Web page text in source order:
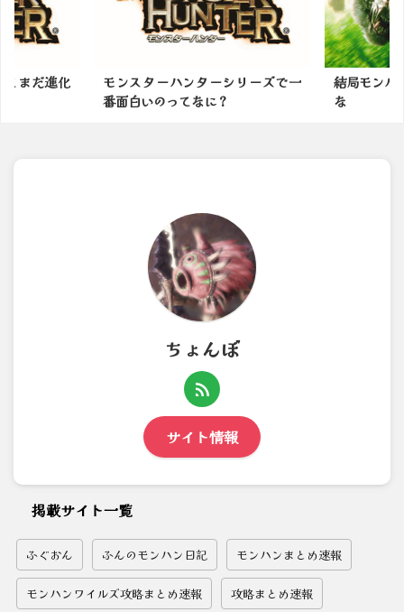
まだ進化
モンスターハンターシリーズで一
番面白いのってなに？
結局モンハ
な
ちょんぼ
サイト情報
掲載サイト一覧
ふぐおん ふんのモンハン日記 モンハンまとめ速報
モンハンワイルズ攻略まとめ速報 攻略まとめ速報